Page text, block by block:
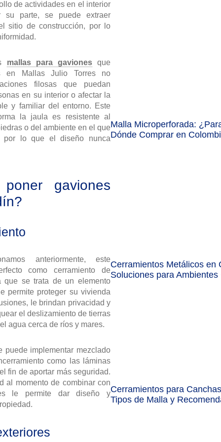
de actividades en el interior
su parte, se puede extraer
sitio de construcción, por lo
mallas para gavionesque
en Mallas Julio Torres no
filosas que puedan
en su interior o afectar la
y familiar del entorno. Este
la jaula es resistente al
o del ambiente en el que
por lo que el diseño nunca
gaviones
anteriormente, este
como cerramiento de
que se trata de un elemento
permite proteger su vivienda
le brindan privacidad y
el deslizamiento de tierras
agua cerca de ríos y mares.
puede implementar mezclado
como las láminas
fin de aportar más seguridad.
al momento de combinar con
le permite dar diseño y
Malla Microperforada:
Dónde Comprar en
Cerramientos Metálicos en
Soluciones para Ambientes
Cerramientos para
Tipos de Malla y